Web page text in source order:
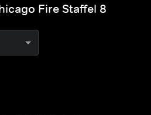
Fire Staffel 8